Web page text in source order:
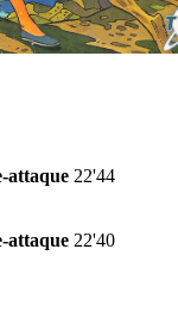
attaque 22'44
attaque 22'40